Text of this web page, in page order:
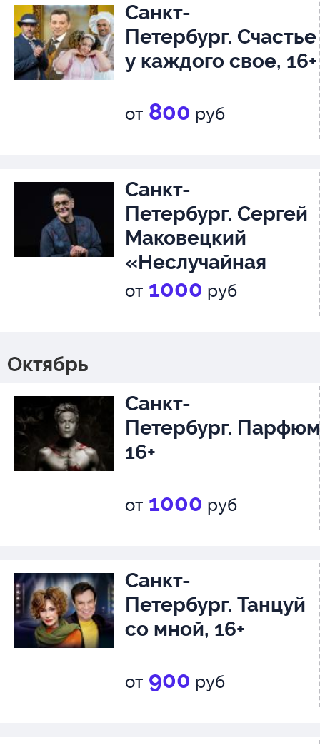
Санкт-
Петербург. Счастье
у каждого свое, 16+
от 800 руб
Санкт-
Петербург. Сергей
Маковецкий
«Неслучайная
встреча», 12+
от 1000 руб
Октябрь
Санкт-
Петербург.
16+
от 1000 руб
Санкт-
Петербург. Танцуй
со мной, 16+
от 900 руб